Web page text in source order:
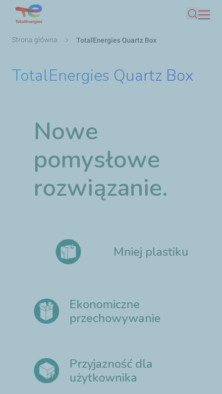
treści
Szukaj
Ścieżka
Strona główna TotalEnergies Quartz Box
TotalEnergies Quartz Box
Nowe
pomysłowe
rozwiązanie.
Mniej plastiku
Ekonomiczne
przechowywanie
Przyjazność dla
użytkownika